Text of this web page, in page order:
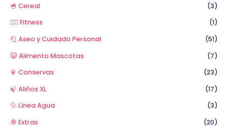
🥣 Cereal
(3)
🏋️‍♂️ Fitness
(1)
🧻 Aseo y Cuidado Personal
(51)
😺 Alimento Mascotas
(7)
🥫 Conservas
(23)
🍃 Aliños XL
(17)
💦 Línea Agua
(3)
🧅 Extras
(20)